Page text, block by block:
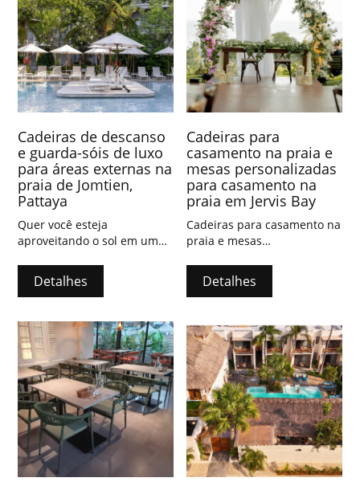
Cadeiras de descanso
e guarda-sóis de luxo
para áreas externas na
praia de Jomtien,
Pattaya
Quer você esteja
aproveitando o sol em uma
verdejante ou relaxando em
nossa sala de spa projetada
pode relaxar
completamente seu corpo e
sua mente.
Detalhes
Cadeiras para
casamento na praia e
mesas personalizadas
para casamento na
praia em Jervis Bay
Cadeiras para casamento na
praia e mesas
casamentos na praia em
Jervis Bay, Nova Gales do
Detalhes